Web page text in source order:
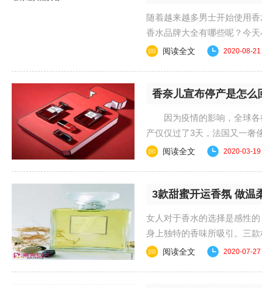
随着越来越多男士开始使用
香水品牌大全有哪些呢？今
错过哦！ 男士......
阅读全文 2020-08-21
香奈儿宣布停产是怎么
因为疫情的影响，全球各
产仅仅过了3天，法国又一
下，为遏制病毒传播奢侈...
阅读全文 2020-03-19
3款甜蜜开运香氛 做温
女人对于香水的选择是感性
身上独特的香味所吸引。三
香奈儿N19......
阅读全文 2020-07-27